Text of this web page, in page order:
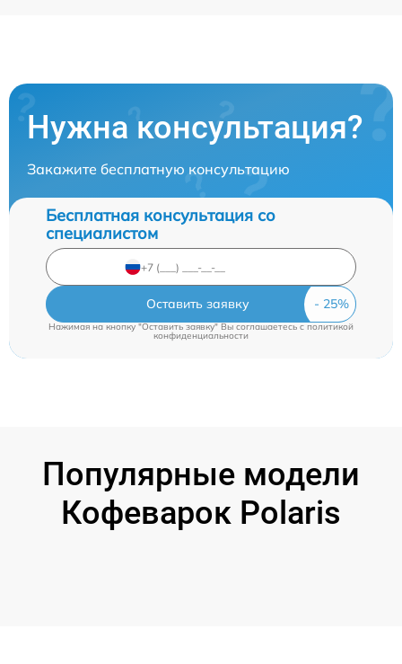
Нужна консультация?
Закажите бесплатную консультацию
Бесплатная консультация со
специалистом
Оставить заявку
Нажимая на кнопку "Оставить заявку" Вы соглашаетесь cполитикой
конфиденциальности
Популярные модели
Кофеварок Polaris